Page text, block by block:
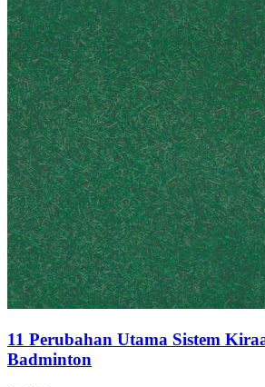
11 Perubahan Utama Sistem
Badminton